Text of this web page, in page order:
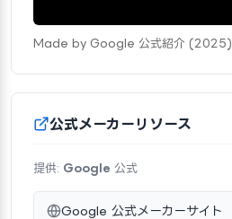
Made by Google 公式紹介 (2025)
公式メーカーリソース
提供: Google 公式
Google 公式メーカーサイト